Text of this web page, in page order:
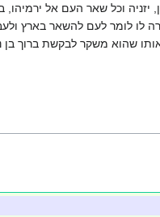
וכל שאר העם אל
לו לומר לעם להשאר בארץ
שהוא משקר לבקשת ברוך בן